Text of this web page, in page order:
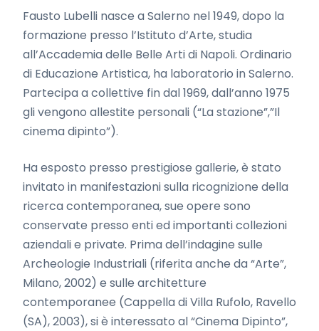
Fausto Lubelli nasce a Salerno nel 1949, dopo la
formazione presso l’Istituto d’Arte, studia
all’Accademia delle Belle Arti di Napoli. Ordinario
di Educazione Artistica, ha laboratorio in Salerno.
Partecipa a collettive fin dal 1969, dall’anno 1975
gli vengono allestite personali (“La stazione”,”Il
cinema dipinto”).
Ha esposto presso prestigiose gallerie, è stato
invitato in manifestazioni sulla ricognizione della
ricerca contemporanea, sue opere sono
conservate presso enti ed importanti collezioni
aziendali e private. Prima dell’indagine sulle
Archeologie Industriali (riferita anche da “Arte”,
Milano, 2002) e sulle architetture
contemporanee (Cappella di Villa Rufolo, Ravello
(SA), 2003), si è interessato al “Cinema Dipinto”,